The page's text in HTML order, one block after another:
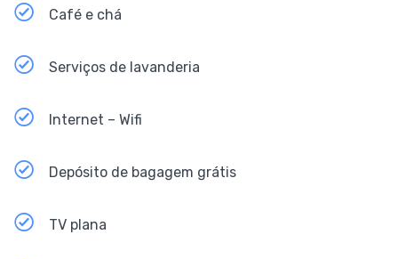
Café e chá
Serviços de lavanderia
Internet – Wifi
Depósito de bagagem grátis
TV plana